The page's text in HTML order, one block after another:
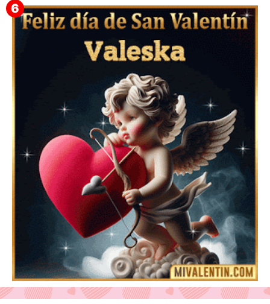
Feliz San Valentín Delsy